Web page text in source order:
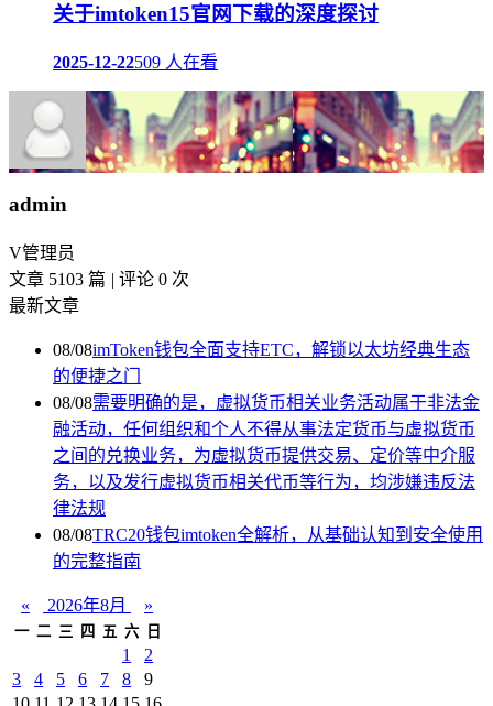
关于imtoken15官网下载的深度探讨
2025-12-22509 人在看
admin
V管理员
文章 5103 篇 | 评论 0 次
最新文章
08/08imToken钱包全面支持ETC，解锁以太坊经典生态
的便捷之门
08/08需要明确的是，虚拟货币相关业务活动属于非法金
融活动，任何组织和个人不得从事法定货币与虚拟货币
之间的兑换业务，为虚拟货币提供交易、定价等中介服
务，以及发行虚拟货币相关代币等行为，均涉嫌违反法
律法规
08/08TRC20钱包imtoken全解析，从基础认知到安全使用
的完整指南
« 2026年8月 »
一 二 三 四 五 六 日
1
2
3
4 5 6 7 8
9